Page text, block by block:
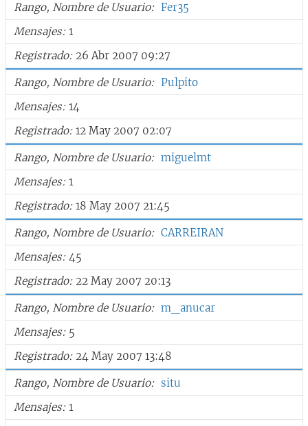
Rango, Nombre de Usuario
Fer35
Mensajes 1
Registrado 26 Abr 2007 09:27
Rango, Nombre de Usuario
Pulpito
Mensajes 14
Registrado 12 May 2007 02:07
Rango, Nombre de Usuario
miguelmt
Mensajes 1
Registrado 18 May 2007 21:45
Rango, Nombre de Usuario
CARREIRAN
Mensajes 45
Registrado 22 May 2007 20:13
Rango, Nombre de Usuario
m_anucar
Mensajes 5
Registrado 24 May 2007 13:48
Rango, Nombre de Usuario
situ
Mensajes 1